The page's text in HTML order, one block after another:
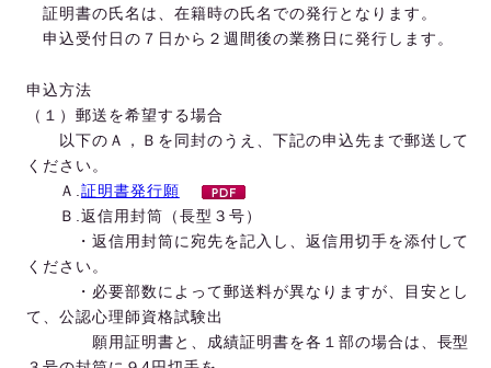
証明書の氏名は、在籍時の氏名での発行となります。
申込受付日の７日から２週間後の業務日に発行します。
申込方法
（１）郵送を希望する場合
以下のＡ，Ｂを同封のうえ、下記の申込先まで郵送して
ください。
Ａ. 証明書発行願
Ｂ.返信用封筒（長型３号）
・返信用封筒に宛先を記入し、返信用切手を添付して
ください。
・必要部数によって郵送料が異なりますが、目安とし
て、公認心理師資格試験出
願用証明書と、成績証明書を各１部の場合は、長型